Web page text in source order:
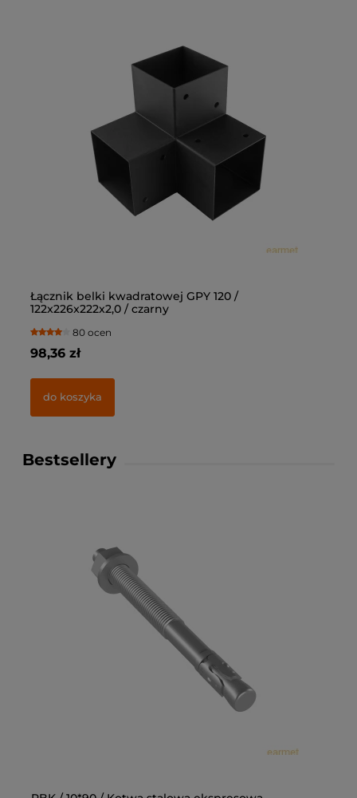
Łącznik belki kwadratowej GPY 120 /
122x226x222x2,0 / czarny
80 ocen
98,36 zł
do koszyka
Bestsellery